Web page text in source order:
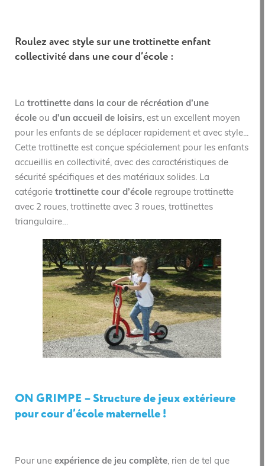
Roulez avec style sur une trottinette enfant
collectivité dans une cour d’école :
La trottinette dans la cour de récréation d’une
école ou d’un accueil de loisirs, est un excellent moyen
pour les enfants de se déplacer rapidement et avec style...
Cette trottinette est conçue spécialement pour les enfants
accueillis en collectivité, avec des caractéristiques de
sécurité spécifiques et des matériaux solides. La
catégorie trottinette cour d’école regroupe trottinette
avec 2 roues, trottinette avec 3 roues, trottinettes
triangulaire…
ON GRIMPE – Structure de jeux extérieure
pour cour d’école maternelle !
Pour une expérience de jeu complète, rien de tel que